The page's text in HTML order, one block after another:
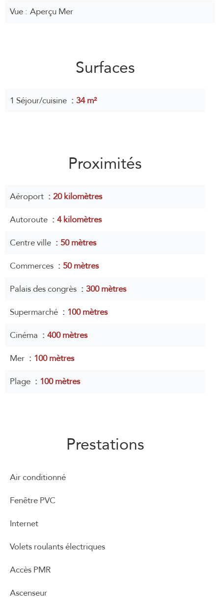
Vue Aperçu Mer
Surfaces
1 Séjour/cuisine 34 m²
Proximités
Aéroport
20 kilomètres
Autoroute
4 kilomètres
Centre ville
50 mètres
Commerces
50 mètres
Palais des congrès
300 mètres
Supermarché
100 mètres
Cinéma
400 mètres
Mer
100 mètres
Plage
100 mètres
Prestations
Air conditionné
Fenêtre PVC
Internet
Volets roulants électriques
Accès PMR
Ascenseur